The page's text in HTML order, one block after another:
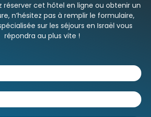
réserver cet hôtel en ligne ou obtenir un
n’hésitez pas à remplir le formulaire,
sur les séjours en Israël vous
répondra au plus vite !